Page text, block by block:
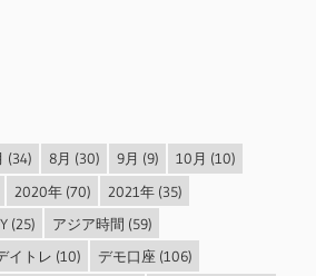
(34) 8月 (30) 9月 (9) 10月 (10)
2020年(70) 2021年(35)
(25) アジア時間 (59)
イトレ (10) デモ口座 (106)